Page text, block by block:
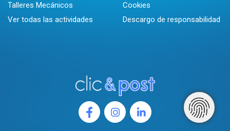
Talleres Mecánicos
Ver todas las actividades
Cookies
Descargo de responsabilidad